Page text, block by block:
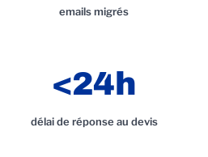
emails migrés
<24h
délai de réponse au devis